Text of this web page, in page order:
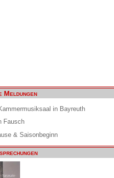
Meldungen
in Bayreuth
Fausch
& Saisonbeginn